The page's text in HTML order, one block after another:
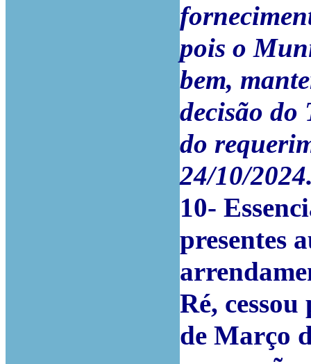
pois o
bem,
decisão
do
24/10/
10-
presentes
Ré,
de Março